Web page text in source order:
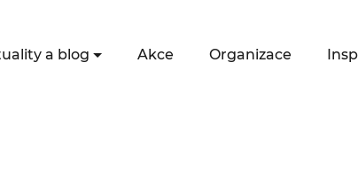
a blog Akce Organizace